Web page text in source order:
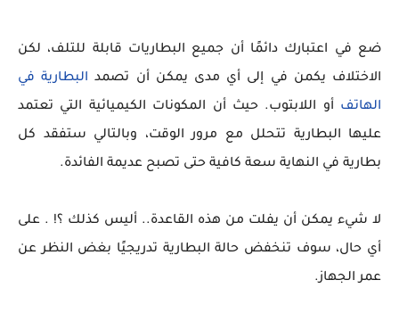
ضع في اعتبارك دائمًا أن جميع البطاريات قابلة للتلف، لكن
الاختلاف يكمن في إلى أي مدى يمكن أن تصمد البطارية في
الهاتف أو اللابتوب. حيث أن المكونات الكيميائية التي تعتمد
عليها البطارية تتحلل مع مرور الوقت، وبالتالي ستفقد كل
بطارية في النهاية سعة كافية حتى تصبح عديمة الفائدة.
لا شيء يمكن أن يفلت من هذه القاعدة.. أليس كذلك ؟! . على
أي حال، سوف تنخفض حالة البطارية تدريجيًا بغض النظر عن
عمر الجهاز.